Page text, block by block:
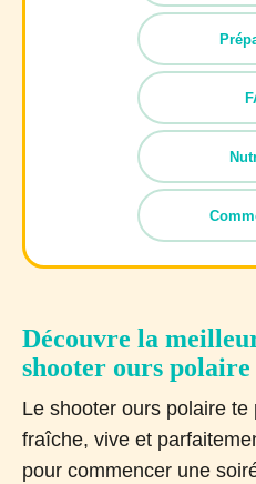
Découvre la
shooter ours
Le shooter ours polaire
fraîche, vive et
pour commencer une